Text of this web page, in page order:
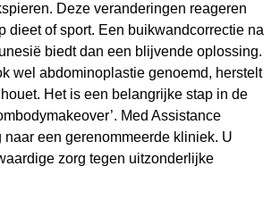
Deze veranderingen reageren
dieet of sport. Een buikwandcorrectie na
biedt dan een blijvende oplossing.
wel abdominoplastie genoemd, herstelt
Het is een belangrijke stap in de
Med Assistance
naar een gerenommeerde kliniek. U
zorg tegen uitzonderlijke